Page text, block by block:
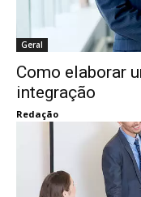
Geral
Como elaborar
integração
Redação